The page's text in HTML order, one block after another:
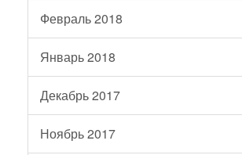
Февраль 2018
Январь 2018
Декабрь 2017
Ноябрь 2017